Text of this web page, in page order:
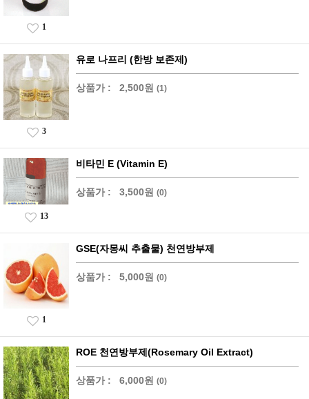
1
유로 나프리 (한방 보존제)
상품가 : 2,500원 (1)
3
비타민 E (Vitamin E)
상품가 : 3,500원 (0)
13
GSE(자몽씨 추출물) 천연방부제
상품가 : 5,000원 (0)
1
ROE 천연방부제(Rosemary Oil Extract)
상품가 : 6,000원 (0)